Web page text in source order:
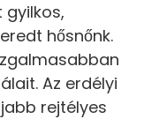
gyilkos,
hősnőnk.
Az erdélyi
rejtélyes